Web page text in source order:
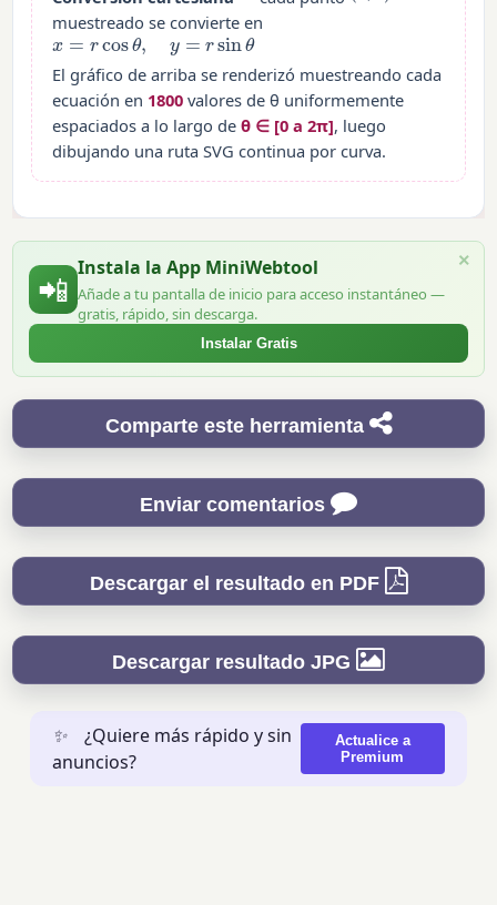
muestreado se convierte en
x=rcosθ,y=rsinθ
El gráfico de arriba se renderizó muestreando cada
ecuación en 1800valores de θ uniformemente
espaciados a lo largo de θ ∈ [0 a 2π], luego
dibujando una ruta SVG continua por curva.
📲
Instala la App MiniWebtool
Añade a tu pantalla de inicio para acceso instantáneo —
gratis, rápido, sin descarga.
Instalar Gratis
×
Comparte este herramienta
Enviar comentarios
Descargar el resultado en PDF
Descargar resultado JPG
✨
¿Quiere más rápido y sin
anuncios?
Actualice a
Premium